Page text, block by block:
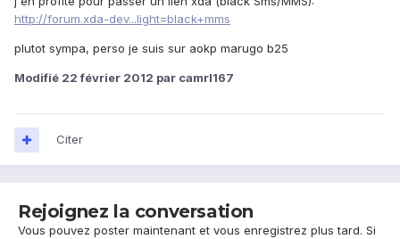
http://forum.xda-dev...light=black+mms
plutot sympa, perso je suis sur aokp marugo b25
Modifié 22 février 2012 par camrl167
Citer
Rejoignez la conversation
Vous pouvez poster maintenant et vous enregistrez plus tard. Si